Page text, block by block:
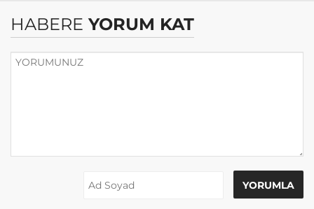
HABERE YORUM KAT